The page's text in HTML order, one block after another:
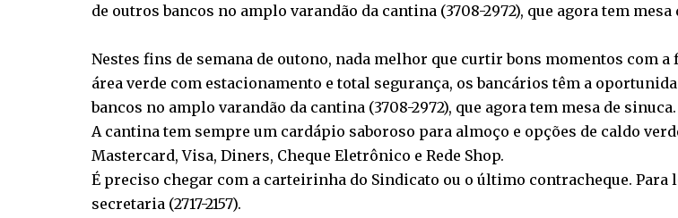
de outros bancos no amplo varandão da cantina (3708-2972), que agora tem mesa
Nestes fins de semana de outono, nada melhor que curtir bons momentos com
área verde com estacionamento e total segurança, os bancários têm a
bancos no amplo varandão da cantina (3708-2972), que agora tem mesa de sinuca.
A cantina tem sempre um cardápio saboroso para almoço e opções de caldo
Mastercard, Visa, Diners, Cheque Eletrônico e Rede Shop.
É preciso chegar com a carteirinha do Sindicato ou o último contracheque.
secretaria (2717-2157).